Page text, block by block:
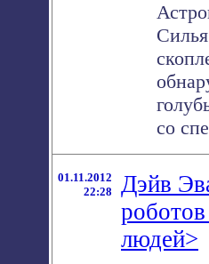
со
01.11.2012
22:28
Дэйв
людей>